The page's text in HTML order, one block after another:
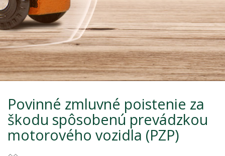
Povinné zmluvné poistenie za
škodu spôsobenú prevádzkou
motorového vozidla (PZP)